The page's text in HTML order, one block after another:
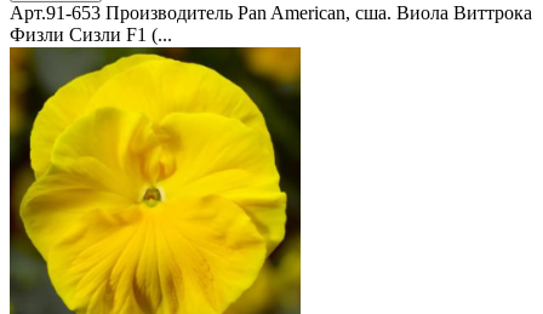
Арт.91-653 Производитель Pan American, сша. Виола Виттрока
Физли Сизли F1 (...